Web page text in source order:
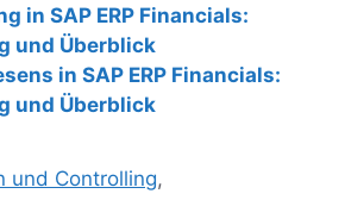
in SAP ERP Financials:
und Überblick
in SAP ERP Financials:
und Überblick
und Controlling,